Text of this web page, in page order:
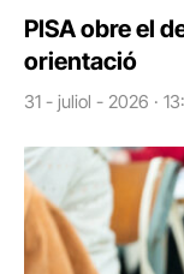
PISA obre el
orientació
31 - juliol - 2026 ·